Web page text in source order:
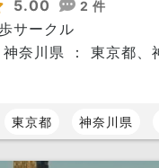
5.00 2 件
サークル
奈川県 ： 東京都、
東京都 神奈川県